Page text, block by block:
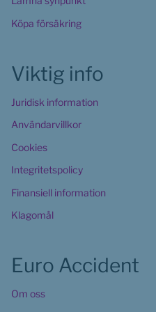
Köpa försäkring
Viktig info
Juridisk information
Användarvillkor
Cookies
Integritetspolicy
Finansiell information
Klagomål
Euro Accident
Om oss